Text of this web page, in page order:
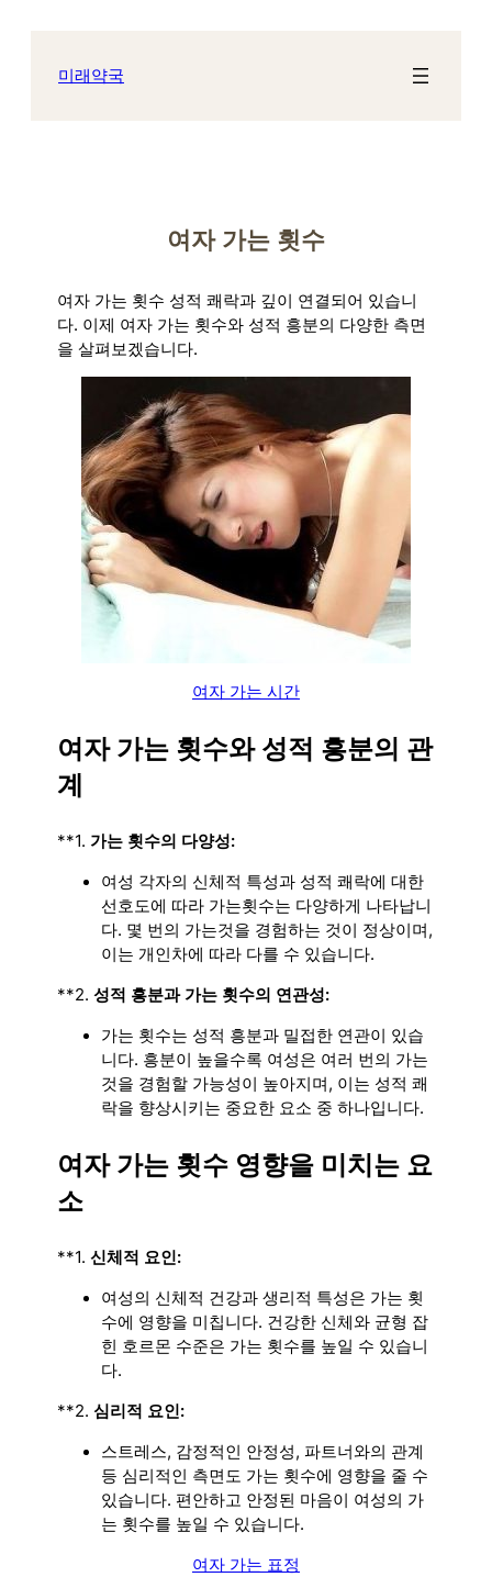
미래약국
여자 가는 횟수
여자 가는 횟수 성적 쾌락과 깊이 연결되어 있습니
다. 이제 여자 가는 횟수와 성적 흥분의 다양한 측면
을 살펴보겠습니다.
여자 가는 시간
여자 가는 횟수와 성적 흥분의 관
계
**1. 가는 횟수의 다양성:
여성 각자의 신체적 특성과 성적 쾌락에 대한
선호도에 따라 가는횟수는 다양하게 나타납니
다. 몇 번의 가는것을 경험하는 것이 정상이며,
이는 개인차에 따라 다를 수 있습니다.
**2. 성적 흥분과 가는 횟수의 연관성:
가는 횟수는 성적 흥분과 밀접한 연관이 있습
니다. 흥분이 높을수록 여성은 여러 번의 가는
것을 경험할 가능성이 높아지며, 이는 성적 쾌
락을 향상시키는 중요한 요소 중 하나입니다.
여자 가는 횟수 영향을 미치는 요
소
**1. 신체적 요인:
여성의 신체적 건강과 생리적 특성은 가는 횟
수에 영향을 미칩니다. 건강한 신체와 균형 잡
힌 호르몬 수준은 가는 횟수를 높일 수 있습니
다.
**2. 심리적 요인:
스트레스, 감정적인 안정성, 파트너와의 관계
등 심리적인 측면도 가는 횟수에 영향을 줄 수
있습니다. 편안하고 안정된 마음이 여성의 가
는 횟수를 높일 수 있습니다.
여자 가는 표정